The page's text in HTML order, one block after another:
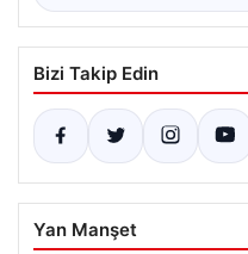
Bizi Takip Edin
Yan Manşet